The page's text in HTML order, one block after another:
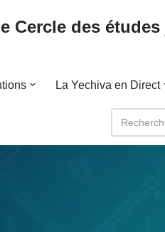
Cercle des
La Yechiva en Direct